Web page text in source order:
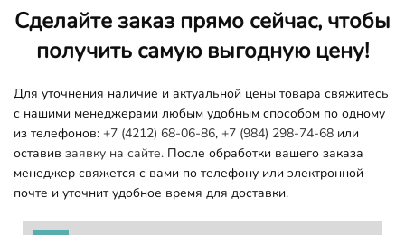
Сделайте заказ прямо сейчас, чтобы
получить самую выгодную цену!
Для уточнения наличие и актуальной цены товара свяжитесь
с нашими менеджерами любым удобным способом по одному
из телефонов: +7 (4212) 68-06-86, +7 (984) 298-74-68 или
оставив заявку на сайте. После обработки вашего заказа
менеджер свяжется с вами по телефону или электронной
почте и уточнит удобное время для доставки.